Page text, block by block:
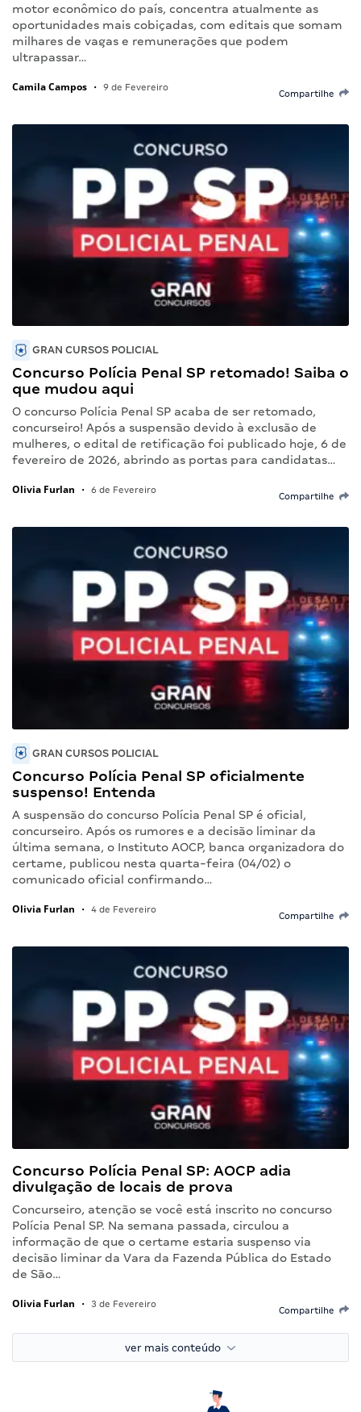
motor econômico do país, concentra atualmente as
oportunidades mais cobiçadas, com editais que somam
milhares de vagas e remunerações que podem
ultrapassar…
Camila Campos • 9 de Fevereiro
Compartilhe
GRAN CURSOS POLICIAL
Concurso Polícia Penal SP retomado! Saiba o
que mudou aqui
O concurso Polícia Penal SP acaba de ser retomado,
concurseiro! Após a suspensão devido à exclusão de
mulheres, o edital de retificação foi publicado hoje, 6 de
fevereiro de 2026, abrindo as portas para candidatas…
Olivia Furlan • 6 de Fevereiro
Compartilhe
GRAN CURSOS POLICIAL
Concurso Polícia Penal SP oficialmente
suspenso! Entenda
A suspensão do concurso Polícia Penal SP é oficial,
concurseiro. Após os rumores e a decisão liminar da
última semana, o Instituto AOCP, banca organizadora do
certame, publicou nesta quarta-feira (04/02) o
comunicado oficial confirmando…
Olivia Furlan • 4 de Fevereiro
Compartilhe
Concurso Polícia Penal SP: AOCP adia
divulgação de locais de prova
Concurseiro, atenção se você está inscrito no concurso
Polícia Penal SP. Na semana passada, circulou a
informação de que o certame estaria suspenso via
decisão liminar da Vara da Fazenda Pública do Estado
de São…
Olivia Furlan • 3 de Fevereiro
Compartilhe
ver mais conteúdo